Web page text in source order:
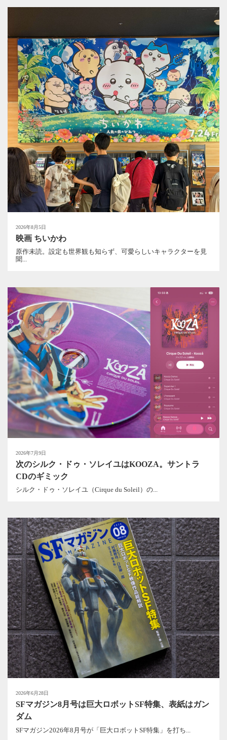
2026年8月5日
映画 ちいかわ
原作未読。設定も世界観も知らず、可愛らしいキャラクターを見
聞...
2026年7月9日
次のシルク・ドゥ・ソレイユはKOOZA。サントラ
CDのギミック
シルク・ドゥ・ソレイユ（Cirque du Soleil）の...
2026年6月28日
SFマガジン8月号は巨大ロボットSF特集、表紙はガン
ダム
SFマガジン2026年8月号が「巨大ロボットSF特集」を打ち...